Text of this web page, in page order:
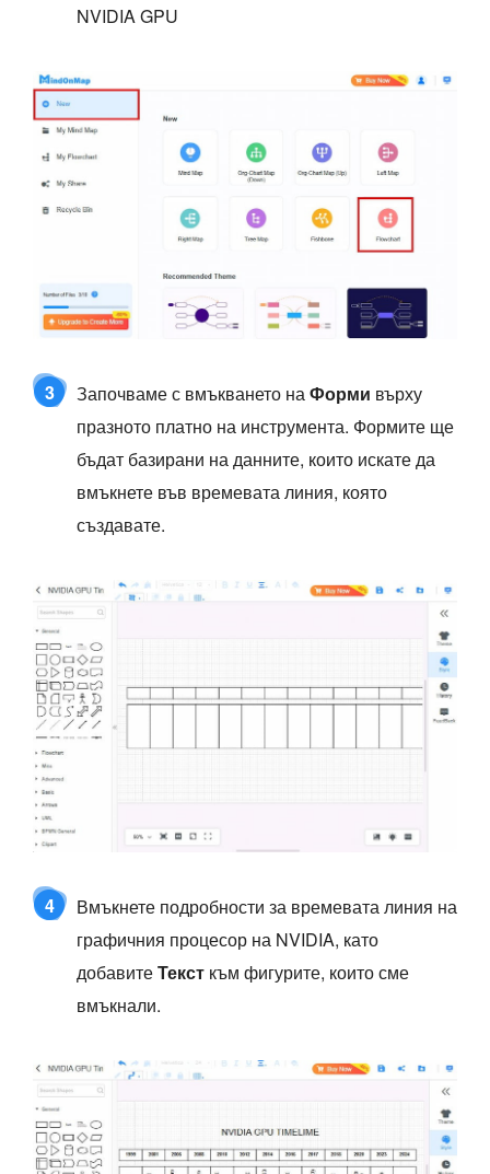
NVIDIA GPU
3 Започваме с вмъкването наФорми върху
празното платно на инструмента. Формите ще
бъдат базирани на данните, които искате да
вмъкнете във времевата линия, която
създавате.
4
Вмъкнете подробности за времевата линия на
графичния процесор на NVIDIA, като
добавитеТекст към фигурите, които сме
вмъкнали.